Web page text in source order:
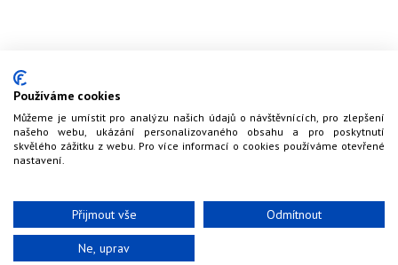
Používáme cookies
Můžeme je umístit pro analýzu našich údajů o návštěvnících, pro zlepšení
našeho webu, ukázání personalizovaného obsahu a pro poskytnutí
skvělého zážitku z webu. Pro více informací o cookies používáme otevřené
nastavení.
Přijmout vše Odmítnout
Ne, uprav